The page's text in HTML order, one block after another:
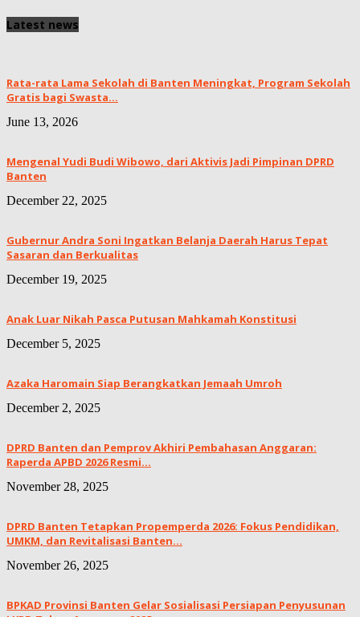
Latest news
Rata-rata Lama Sekolah di Banten Meningkat, ‎Program Sekolah
Gratis bagi Swasta...
June 13, 2026
Mengenal Yudi Budi Wibowo, dari Aktivis Jadi Pimpinan DPRD
Banten
December 22, 2025
Gubernur Andra Soni Ingatkan Belanja Daerah Harus Tepat
Sasaran dan Berkualitas
December 19, 2025
Anak Luar Nikah Pasca Putusan Mahkamah Konstitusi
December 5, 2025
Azaka Haromain Siap Berangkatkan Jemaah Umroh
December 2, 2025
DPRD Banten dan Pemprov Akhiri Pembahasan Anggaran:
Raperda APBD 2026 Resmi...
November 28, 2025
DPRD Banten Tetapkan Propemperda 2026: Fokus Pendidikan,
UMKM, dan Revitalisasi Banten...
November 26, 2025
BPKAD Provinsi Banten Gelar Sosialisasi Persiapan Penyusunan